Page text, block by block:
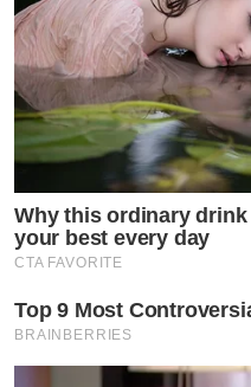
Why this ordinary
your best every day
CTA FAVORITE
Top 9 Most
BRAINBERRIES